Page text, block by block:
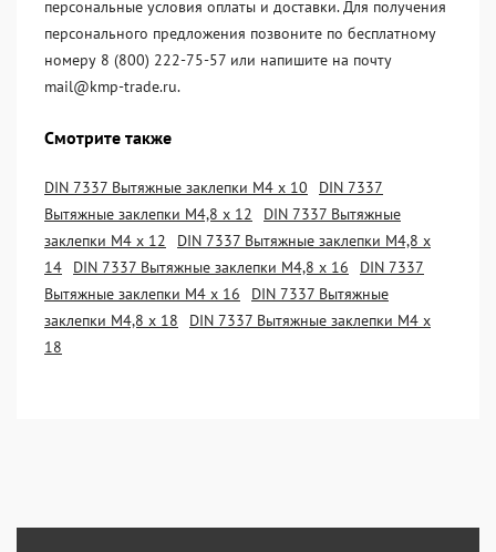
персональные условия оплаты и доставки. Для получения
персонального предложения позвоните по бесплатному
номеру 8 (800) 222-75-57 или напишите на почту
mail@kmp-trade.ru.
Смотрите также
DIN 7337 Вытяжные заклепки М4 х 10
DIN 7337
Вытяжные заклепки М4,8 х 12
DIN 7337 Вытяжные
заклепки М4 х 12
DIN 7337 Вытяжные заклепки М4,8 х
14
DIN 7337 Вытяжные заклепки М4,8 х 16
DIN 7337
Вытяжные заклепки М4 х 16
DIN 7337 Вытяжные
заклепки М4,8 х 18
DIN 7337 Вытяжные заклепки М4 х
18